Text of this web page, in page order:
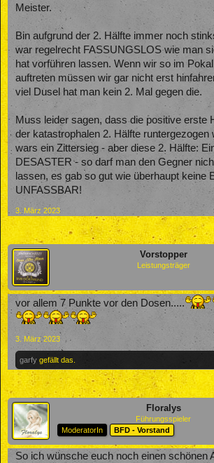
Meister.
Bin aufgrund der 2. Hälfte immer noch
war regelrecht FASSUNGSLOS wie man
hat vorführen lassen. Wenn wir so im
auftreten müssen wir gar nicht erst
viel Dusel hat man kein 2. Mal gegen die.
Muss leider sagen, dass die positive erste
der katastrophalen 2. Hälfte runtergezogen
wars ein Zittersieg - aber diese 2. Hälfte:
DESASTER - so darf man den Gegner
lassen, es gab so gut wie überhaupt keine
UNFASSBAR!
3. März 2023
Vorstopper
Leistungsträger
vor allem 7 Punkte vor den Dosen.....
3. März 2023
garfy gefällt das.
Floralys
Führungsspieler
ModeratorIn
BFD - Vorstand
So ich wünsche euch noch einen schönen